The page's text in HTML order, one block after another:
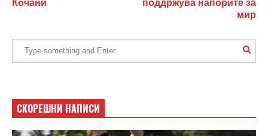
Кочани
поддржува напорите за
мир
СКОРЕШНИ НАПИСИ